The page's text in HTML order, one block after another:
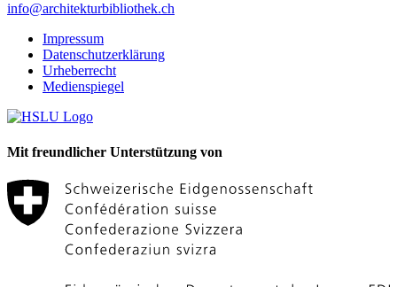
info@architekturbibliothek.ch
Impressum
Datenschutzerklärung
Urheberrecht
Medienspiegel
Mit freundlicher Unterstützung von